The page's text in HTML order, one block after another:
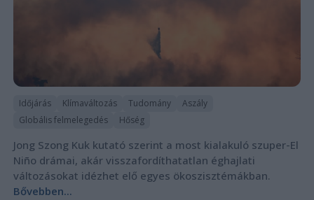
Időjárás Klímaváltozás Tudomány
Aszály
Globális felmelegedés
Hőség
Jong Szong Kuk kutató szerint a most kialakuló szuper-El
Niño drámai, akár visszafordíthatatlan éghajlati
változásokat idézhet elő egyes ökoszisztémákban.
Bővebben...